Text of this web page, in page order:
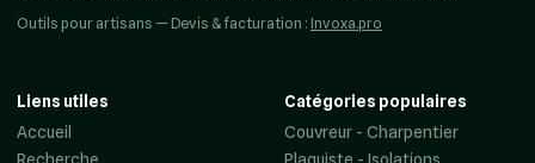
Outils pour artisans — Devis & facturation : Invoxa.pro
Liens utiles
Accueil
Catégories populaires
Couvreur - Charpentier